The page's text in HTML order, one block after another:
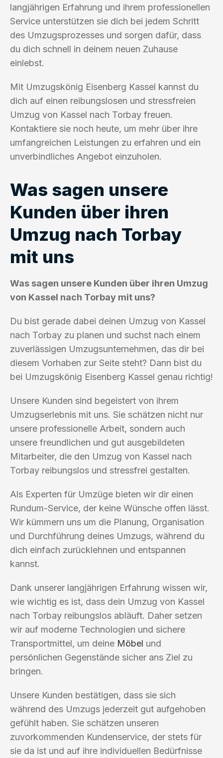
langjährigen Erfahrung und ihrem professionellen
Service unterstützen sie dich bei jedem Schritt
des Umzugsprozesses und sorgen dafür, dass
du dich schnell in deinem neuen Zuhause
einlebst.
Mit Umzugskönig Eisenberg Kassel kannst du
dich auf einen reibungslosen und stressfreien
Umzug von Kassel nach Torbay freuen.
Kontaktiere sie noch heute, um mehr über ihre
umfangreichen Leistungen zu erfahren und ein
unverbindliches Angebot einzuholen.
Was sagen unsere
Kunden über ihren
Umzug nach Torbay
mit uns
Was sagen unsere Kunden über ihren Umzug
von Kassel nach Torbay mit uns?
Du bist gerade dabei deinen Umzug von Kassel
nach Torbay zu planen und suchst nach einem
zuverlässigen Umzugsunternehmen, das dir bei
diesem Vorhaben zur Seite steht? Dann bist du
bei Umzugskönig Eisenberg Kassel genau richtig!
Unsere Kunden sind begeistert von ihrem
Umzugserlebnis mit uns. Sie schätzen nicht nur
unsere professionelle Arbeit, sondern auch
unsere freundlichen und gut ausgebildeten
Mitarbeiter, die den Umzug von Kassel nach
Torbay reibungslos und stressfrei gestalten.
Als Experten für Umzüge bieten wir dir einen
Rundum-Service, der keine Wünsche offen lässt.
Wir kümmern uns um die Planung, Organisation
und Durchführung deines Umzugs, während du
dich einfach zurücklehnen und entspannen
kannst.
Dank unserer langjährigen Erfahrung wissen wir,
wie wichtig es ist, dass dein Umzug von Kassel
nach Torbay reibungslos abläuft. Daher setzen
wir auf moderne Technologien und sichere
Transportmittel, um deine Möbel und
persönlichen Gegenstände sicher ans Ziel zu
bringen.
Unsere Kunden bestätigen, dass sie sich
während des Umzugs jederzeit gut aufgehoben
gefühlt haben. Sie schätzen unseren
zuvorkommenden Kundenservice, der stets für
sie da ist und auf ihre individuellen Bedürfnisse